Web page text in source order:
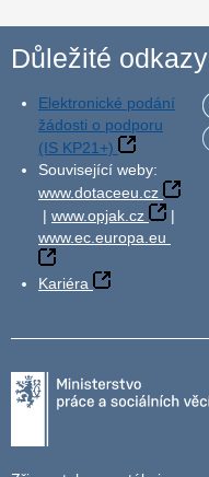
Důležité odkazy
Elektronické podání
žádosti o podporu
(IS KP21+)
Související weby:
www.dotaceeu.cz
| www.opjak.cz
|
www.ec.europa.eu
Kariéra